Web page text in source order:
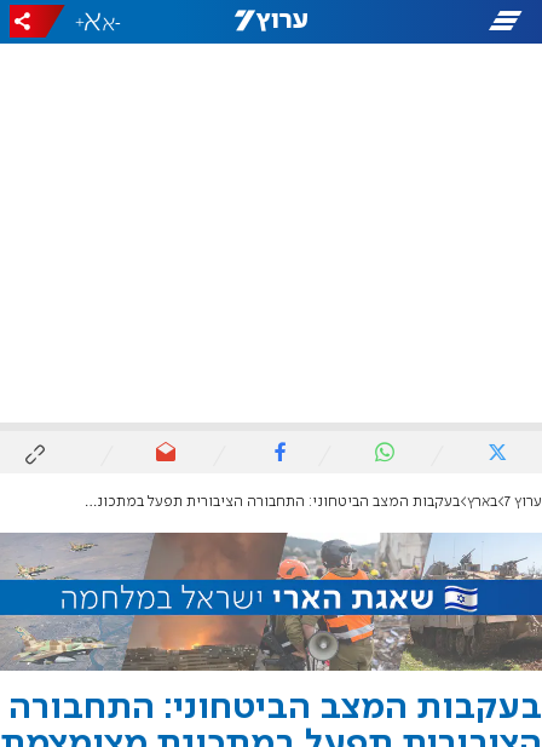
-
+
ערוץ 7 בארץ בעקבות המצב הביטחוני: התחבורה הציבורית תפעל במתכונת מצומצמת
בעקבות המצב הביטחוני: התחבורה